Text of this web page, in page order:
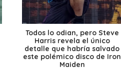
Todos lo odian, pero Steve
Harris revela el único
detalle que habría salvado
este polémico disco de Iron
Maiden